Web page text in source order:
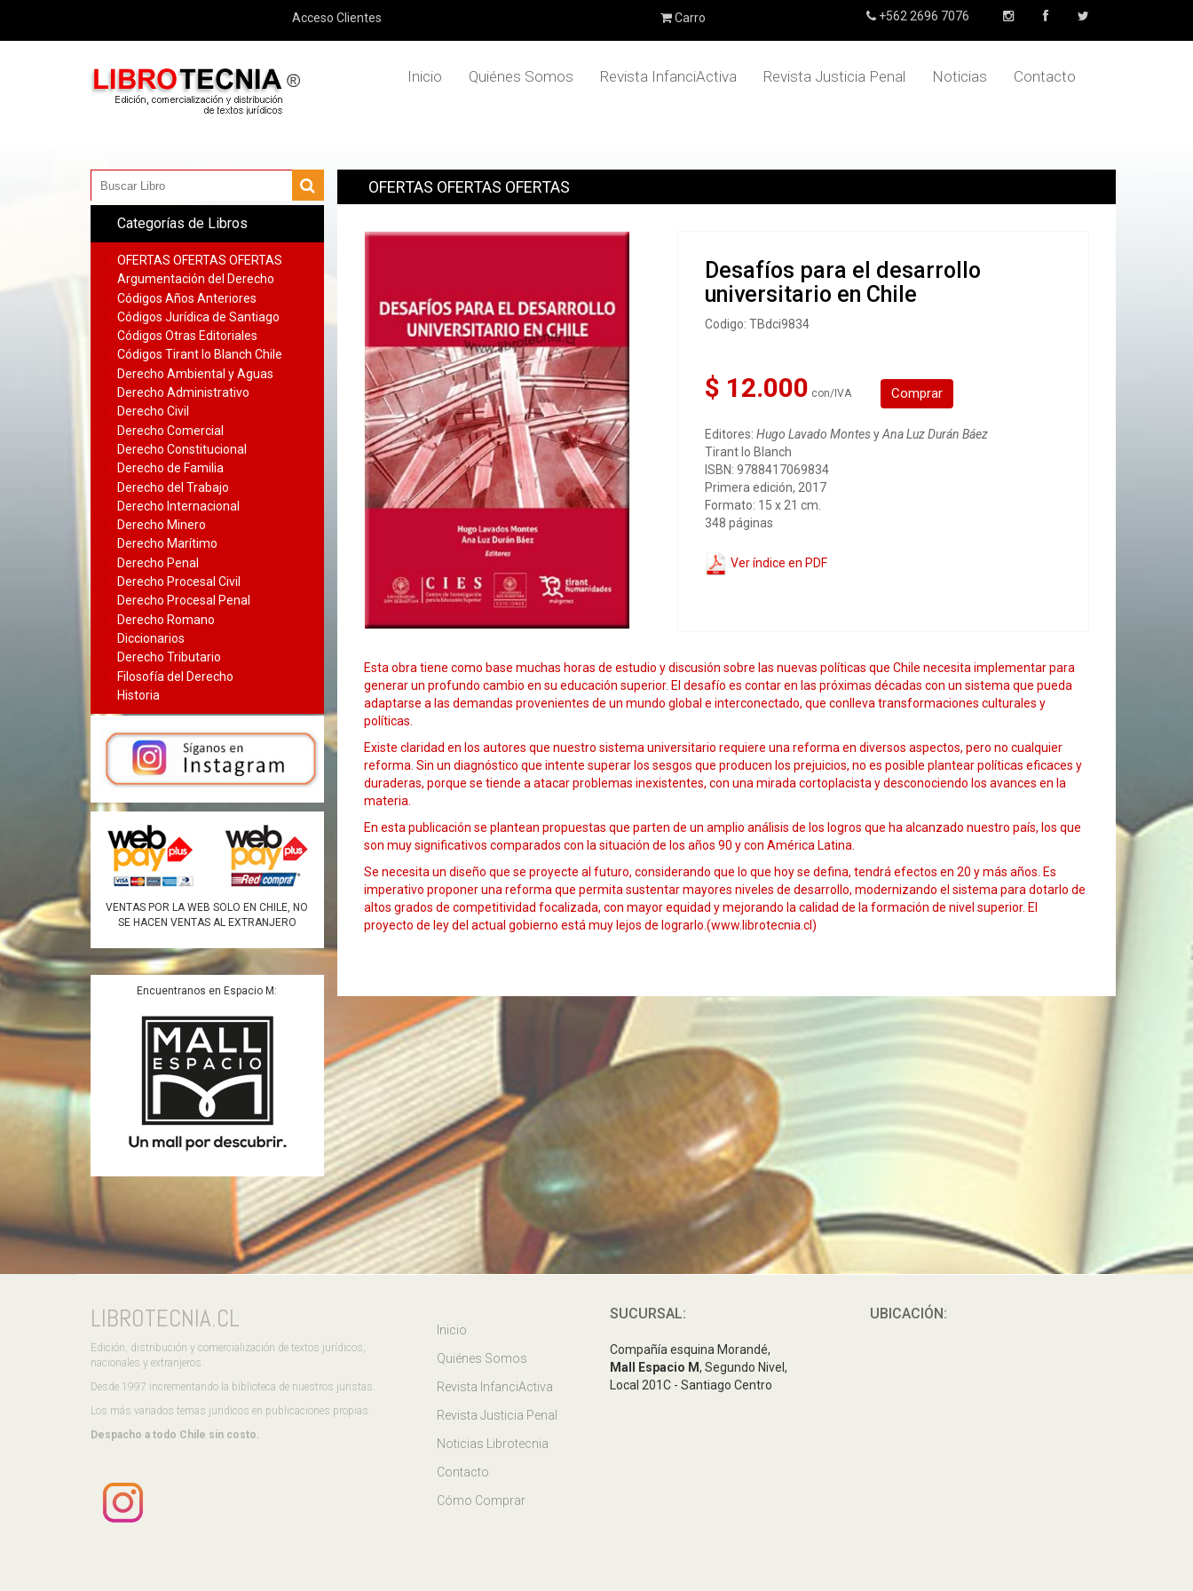
Acceso Clientes Carro +562 2696 7076
Inicio Quiénes Somos Revista InfanciActiva Revista Justicia Penal Noticias Contacto
Categorías de Libros
OFERTAS OFERTAS OFERTAS
Argumentación del Derecho
Códigos Años Anteriores
Códigos Jurídica de Santiago
Códigos Otras Editoriales
Códigos Tirant lo Blanch Chile
Derecho Ambiental y Aguas
Derecho Administrativo
Derecho Civil
Derecho Comercial
Derecho Constitucional
Derecho de Familia
Derecho del Trabajo
Derecho Internacional
Derecho Minero
Derecho Marítimo
Derecho Penal
Derecho Procesal Civil
Derecho Procesal Penal
Derecho Romano
Diccionarios
Derecho Tributario
Filosofía del Derecho
Historia
VENTAS POR LA WEB SOLO EN CHILE, NO
SE HACEN VENTAS AL EXTRANJERO
Encuentranos en Espacio M:
OFERTAS OFERTAS OFERTAS
Desafíos para el desarrollo
universitario en Chile
Codigo: TBdci9834
$ 12.000 con/IVA Comprar
Editores: Hugo Lavado MontesyAna Luz Durán Báez
Tirant lo Blanch
ISBN: 9788417069834
Primera edición, 2017
Formato: 15 x 21 cm.
348 páginas
Ver índice en PDF
Esta obra tiene como base muchas horas de estudio y discusión sobre las nuevas políticas que Chile necesita implementar para
generar un profundo cambio en su educación superior. El desafío es contar en las próximas décadas con un sistema que pueda
adaptarse a las demandas provenientes de un mundo global e interconectado, que conlleva transformaciones culturales y
políticas.
Existe claridad en los autores que nuestro sistema universitario requiere una reforma en diversos aspectos, pero no cualquier
reforma. Sin un diagnóstico que intente superar los sesgos que producen los prejuicios, no es posible plantear políticas eficaces y
duraderas, porque se tiende a atacar problemas inexistentes, con una mirada cortoplacista y desconociendo los avances en la
materia.
En esta publicación se plantean propuestas que parten de un amplio análisis de los logros que ha alcanzado nuestro país, los que
son muy significativos comparados con la situación de los años 90 y con América Latina.
Se necesita un diseño que se proyecte al futuro, considerando que lo que hoy se defina, tendrá efectos en 20 y más años. Es
imperativo proponer una reforma que permita sustentar mayores niveles de desarrollo, modernizando el sistema para dotarlo de
altos grados de competitividad focalizada, con mayor equidad y mejorando la calidad de la formación de nivel superior. El
proyecto de ley del actual gobierno está muy lejos de lograrlo.(www.librotecnia.cl)
LIBROTECNIA.CL
Edición, distribución y comercialización de textos jurídicos,
nacionales y extranjeros.
Desde 1997 incrementando la biblioteca de nuestros juristas.
Los más variados temas juridicos en publicaciones propias.
Despacho a todo Chile sin costo.
Inicio
Quiénes Somos
Revista InfanciActiva
Revista Justicia Penal
Noticias Librotecnia
Contacto
Cómo Comprar
SUCURSAL:
Compañía esquina Morandé,
Mall Espacio M, Segundo Nivel,
Local 201C - Santiago Centro
UBICACIÓN: